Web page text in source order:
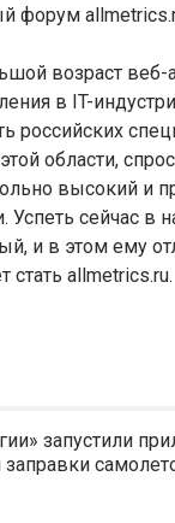
форум
возраст веб-
в IT-
российских
области,
высокий и
сейчас в
и в этом ему
allmetrics.ru.
запустили
заправки